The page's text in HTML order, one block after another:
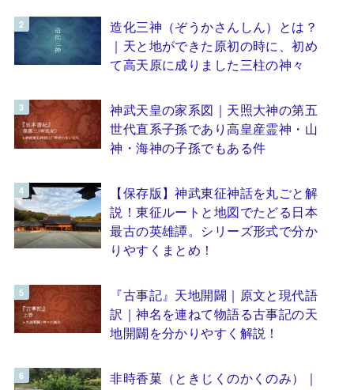
造化三神（ぞうかさんしん）とは？
｜天と地ができた原初の時に、初め
て高天原に成りました三柱の神々
神武天皇の家系図｜天照大神の第五
世代直系子孫であり高皇産霊神・山
神・海神の子孫でもある件
【保存版】神武東征神話を丸ごと解
説！東征ルートと地図でたどる日本
最古の英雄譚。シリーズ形式で分か
りやすくまとめ！
『古事記』天地開闢｜原文と現代語
訳｜神名を連ねて物語る古事記の天
地開闢を分かりやすく解説！
非時香菓（ときじくのかくのみ）｜